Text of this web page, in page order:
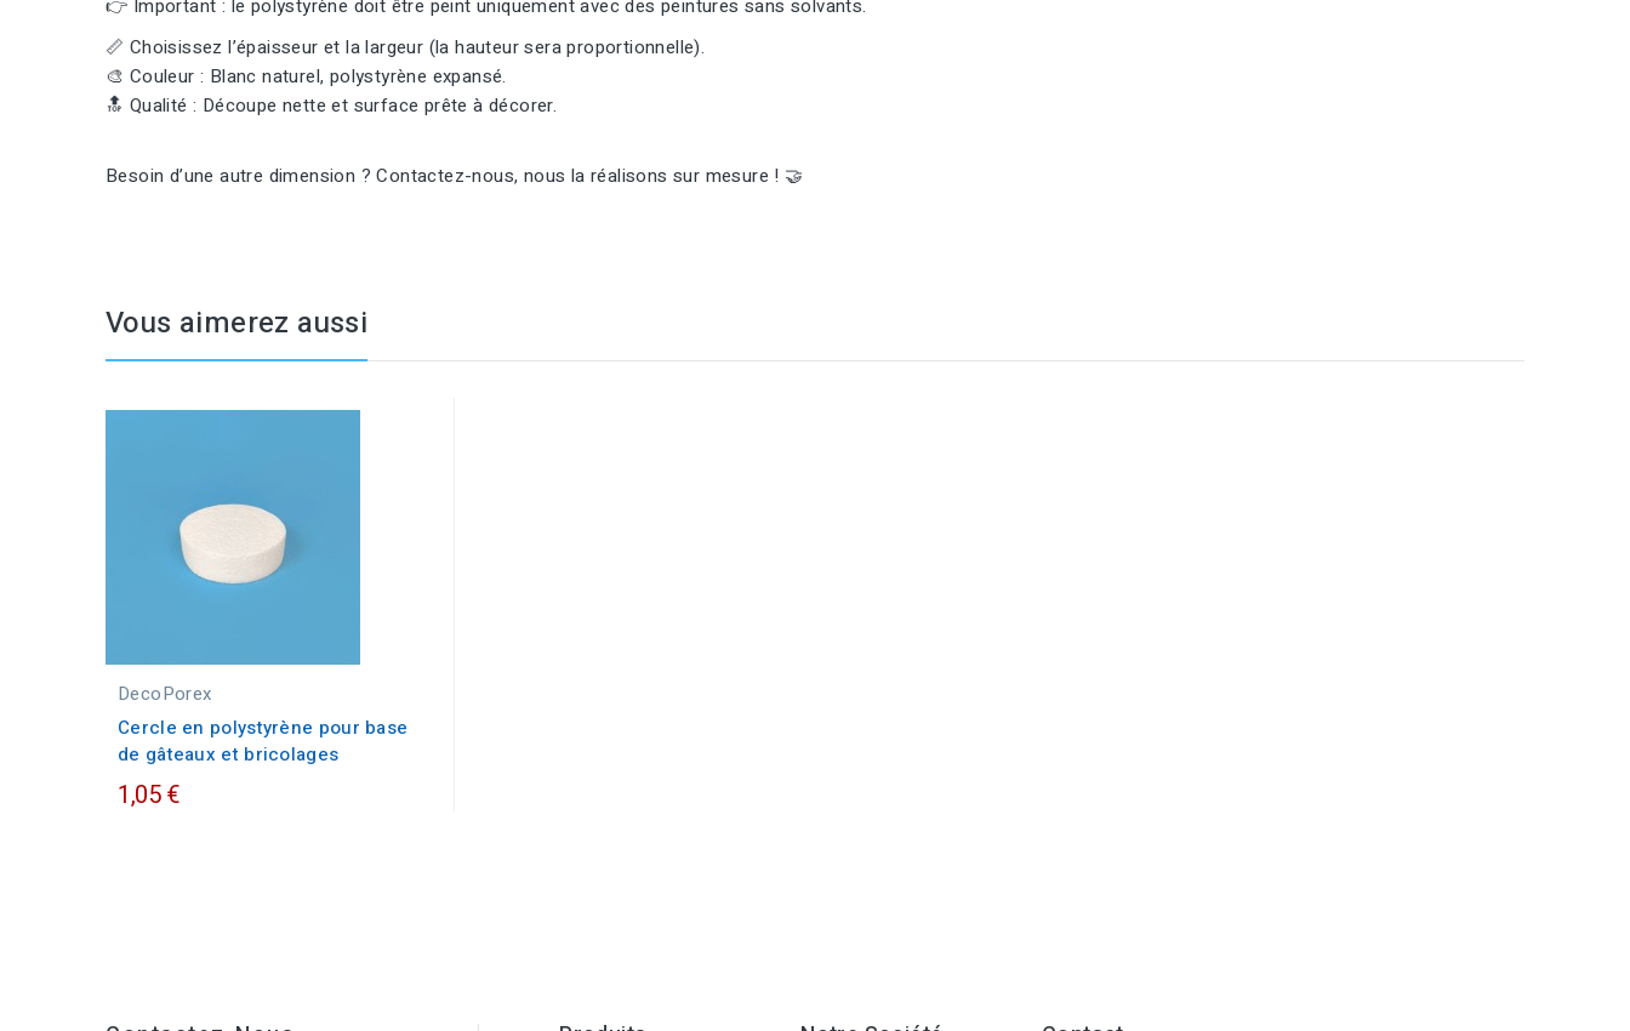
👉 Important : le polystyrène doit être peint uniquement avec des peintures sans solvants.
📏 Choisissez l’épaisseur et la largeur (la hauteur sera proportionnelle).
🎨 Couleur : Blanc naturel, polystyrène expansé.
🔝 Qualité : Découpe nette et surface prête à décorer.
Besoin d’une autre dimension ? Contactez-nous, nous la réalisons sur mesure ! 🤝
Vous aimerez aussi
DecoPorex
Cercle en polystyrène pour base
de gâteaux et bricolages
1,05 €